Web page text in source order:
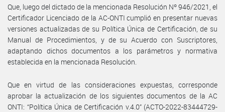
Que, luego del dictado de la mencionada Resolución Nº 946/2021, el
Certificador Licenciado de la AC-ONTI cumplió en presentar nuevas
versiones actualizadas de su Política Única de Certificación, de su
Manual de Procedimientos, y de su Acuerdo con Suscriptores,
adaptando dichos documentos a los parámetros y normativa
establecida en la mencionada Resolución.
Que en virtud de las consideraciones expuestas, corresponde
aprobar la actualización de los siguientes documentos de la AC
ONTI: “Política Única de Certificación v.4.0” (ACTO-2022-83444729-